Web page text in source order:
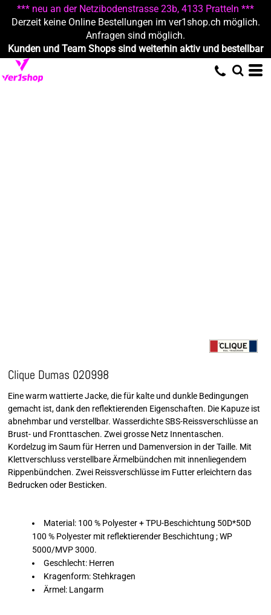
*** neu an der Netzibodenstrasse 23b, 4133 Pratteln ***
Derzeit keine Online Bestellungen im ver1shop.ch möglich.
Anfragen sind möglich.
Kunden und Team Shops sind weiterhin aktiv und bestellbar
Clique Dumas 020998
Eine warm wattierte Jacke, die für kalte und dunkle Bedingungen
gemacht ist, dank den reflektierenden Eigenschaften. Die Kapuze ist
abnehmbar und verstellbar. Wasserdichte SBS-Reissverschlüsse an
Brust- und Fronttaschen. Zwei grosse Netz Innentaschen.
Kordelzug im Saum für Herren und Damenversion in der Taille. Mit
Klettverschluss verstellbare Ärmelbündchen mit innenliegendem
Rippenbündchen. Zwei Reissverschlüsse im Futter erleichtern das
Bedrucken oder Besticken.
Material: 100 % Polyester + TPU-Beschichtung 50D*50D
100 % Polyester mit reflektierender Beschichtung ; WP
5000/MVP 3000.
Geschlecht: Herren
Kragenform: Stehkragen
Ärmel: Langarm